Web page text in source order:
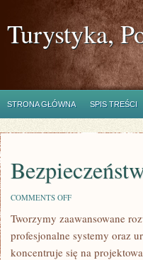
Turystyka,
STRONA GŁÓWNA SPIS TREŚCI
COMMENTS OFFON
I
Tworzymy zaawansowane
profesjonalne systemy oraz
koncentruje się na